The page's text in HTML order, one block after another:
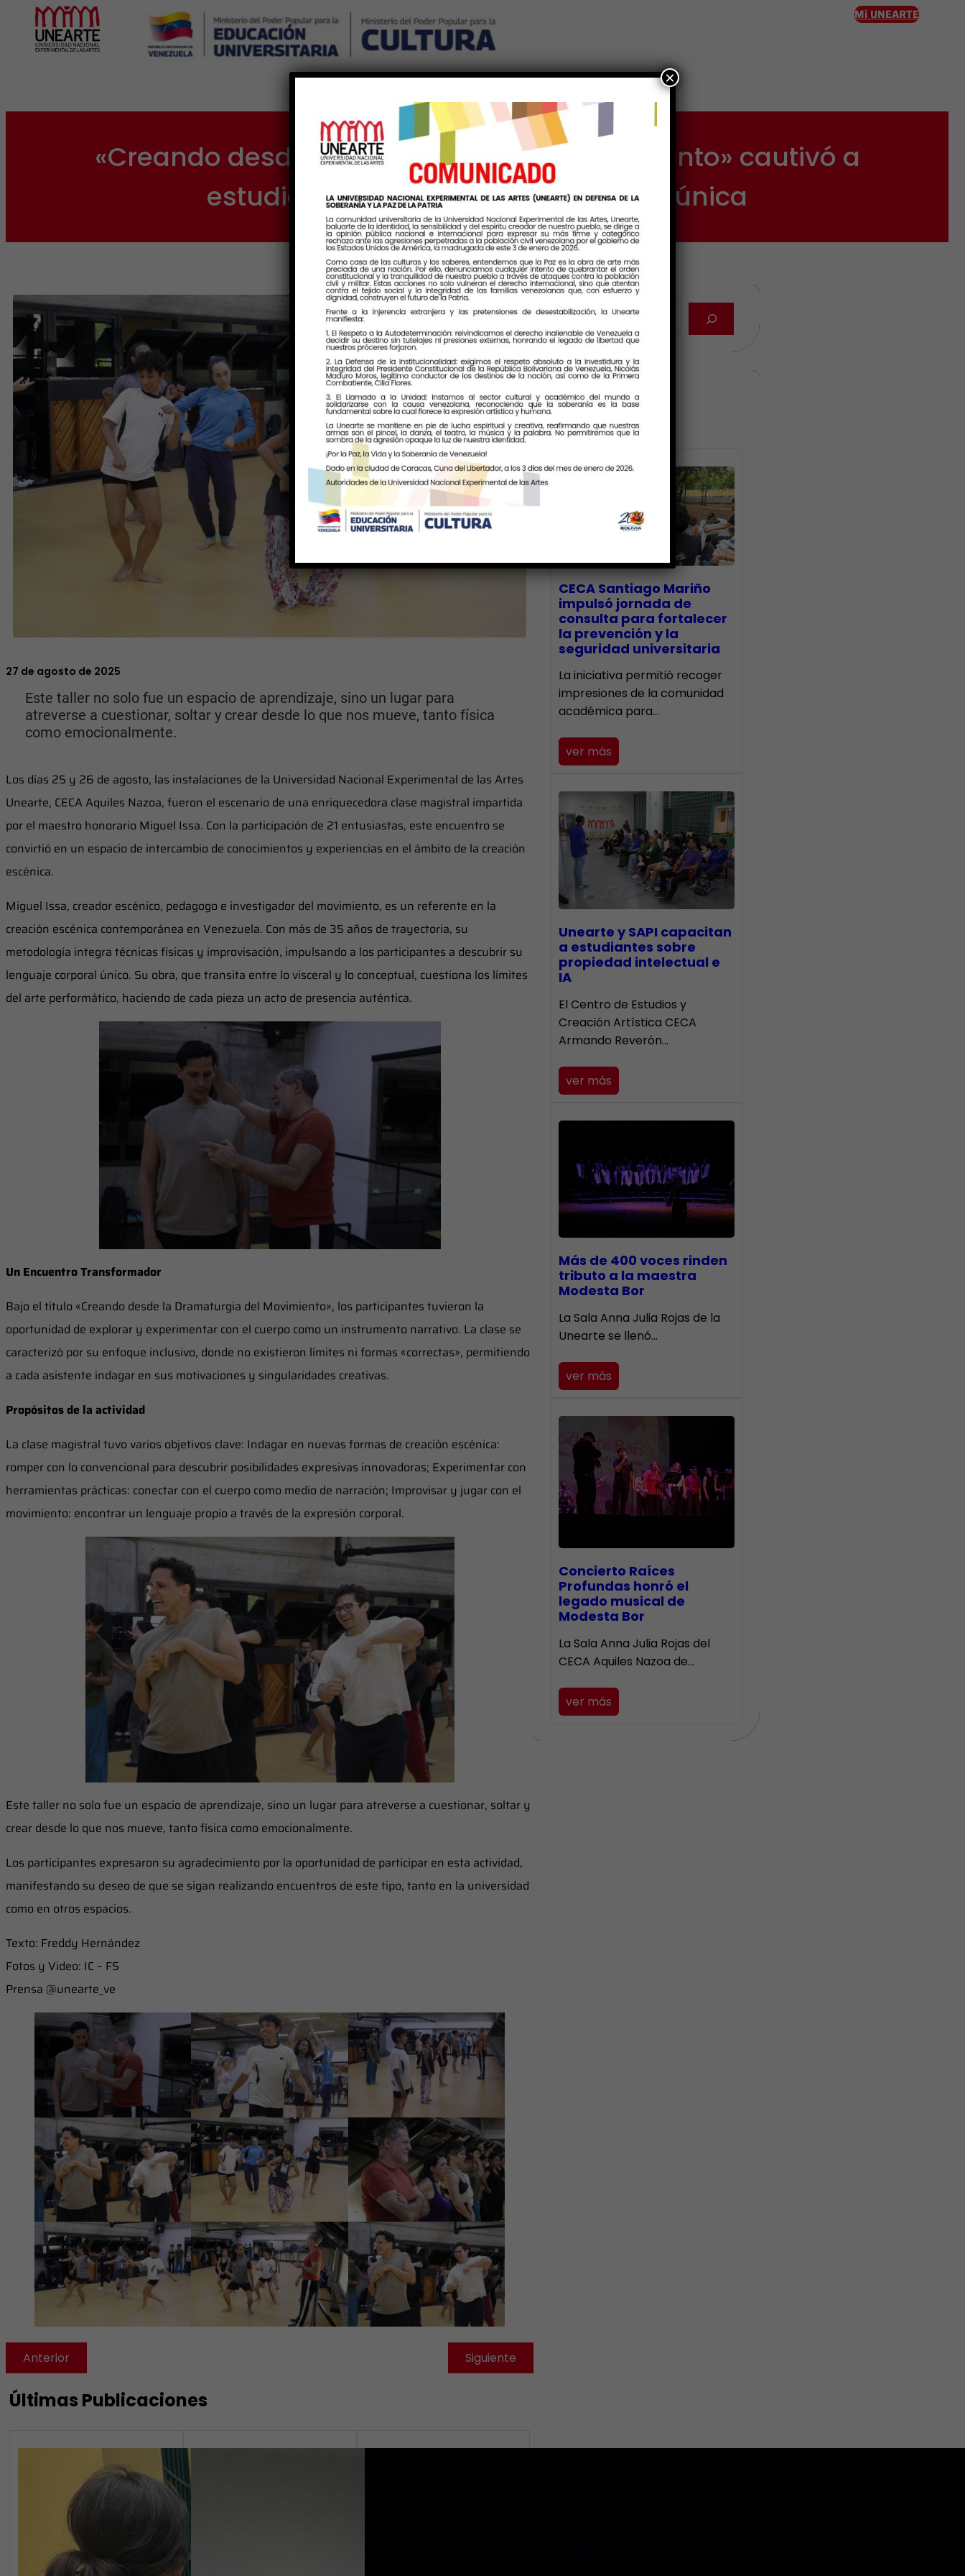
Mi UNEARTE
Ingreso
«Creando desde la Dramaturgia del Movimiento» cautivó a
estudiantes en una clase magistral única
27 de agosto de 2025
Este taller no solo fue un espacio de aprendizaje, sino un lugar para
atreverse a cuestionar, soltar y crear desde lo que nos mueve, tanto física
como emocionalmente.
Los días 25 y 26 de agosto, las instalaciones de la Universidad Nacional Experimental de las Artes
Unearte, CECA Aquiles Nazoa, fueron el escenario de una enriquecedora clase magistral impartida
por el maestro honorario Miguel Issa. Con la participación de 21 entusiastas, este encuentro se
convirtió en un espacio de intercambio de conocimientos y experiencias en el ámbito de la creación
escénica.
Miguel Issa, creador escénico, pedagogo e investigador del movimiento, es un referente en la
creación escénica contemporánea en Venezuela. Con más de 35 años de trayectoria, su
metodología integra técnicas físicas y improvisación, impulsando a los participantes a descubrir su
lenguaje corporal único. Su obra, que transita entre lo visceral y lo conceptual, cuestiona los límites
del arte performático, haciendo de cada pieza un acto de presencia auténtica.
Un Encuentro Transformador
Bajo el título «Creando desde la Dramaturgia del Movimiento», los participantes tuvieron la
oportunidad de explorar y experimentar con el cuerpo como un instrumento narrativo. La clase se
caracterizó por su enfoque inclusivo, donde no existieron límites ni formas «correctas», permitiendo
a cada asistente indagar en sus motivaciones y singularidades creativas.
Propósitos de la actividad
La clase magistral tuvo varios objetivos clave: Indagar en nuevas formas de creación escénica:
romper con lo convencional para descubrir posibilidades expresivas innovadoras; Experimentar con
herramientas prácticas: conectar con el cuerpo como medio de narración; Improvisar y jugar con el
movimiento: encontrar un lenguaje propio a través de la expresión corporal.
Este taller no solo fue un espacio de aprendizaje, sino un lugar para atreverse a cuestionar, soltar y
crear desde lo que nos mueve, tanto física como emocionalmente.
Los participantes expresaron su agradecimiento por la oportunidad de participar en esta actividad,
manifestando su deseo de que se sigan realizando encuentros de este tipo, tanto en la universidad
como en otros espacios.
Texto: Freddy Hernández
Fotos y Video: IC – FS
Prensa @unearte_ve
Anterior Siguiente
Últimas Publicaciones
Últimas Noticias
CECA Santiago Mariño
impulsó jornada de
consulta para fortalecer
la prevención y la
seguridad universitaria
La iniciativa permitió recoger
impresiones de la comunidad
académica para…
ver más
Unearte y SAPI capacitan
a estudiantes sobre
propiedad intelectual e
IA
El Centro de Estudios y
Creación Artística CECA
Armando Reverón…
ver más
Más de 400 voces rinden
tributo a la maestra
Modesta Bor
​La Sala Anna Julia Rojas de la
Unearte se llenó…
ver más
​Concierto Raíces
Profundas honró el
legado musical de
Modesta Bor
La Sala Anna Julia Rojas del
CECA Aquiles Nazoa de…
ver más
×